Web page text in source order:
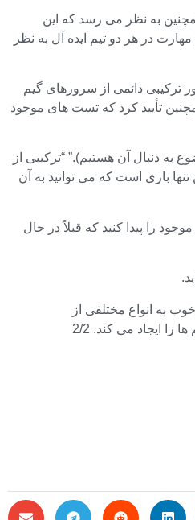
به نظر می رسد که این
در هر دو تیم ایده آل به نظر
ترکیبی دائمی از سرورهای گیم
تأیید کرد که تست های موجود
دنبال آن هستیم).” “ترکیبی از
تنها باری است که می توانید به آن
را پیدا کنید که قبلاً در حال
به انواع مختلفی از
ایجاد می کند. 2/2